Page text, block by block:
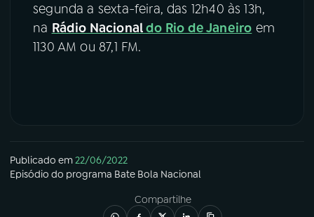
segunda a sexta-feira, das 12h40 às 13h,
na Rádio Nacionaldo Rio de Janeiro em
1130 AM ou 87,1 FM.
Publicado em22/06/2022
Episódio do programa Bate Bola Nacional
Compartilhe